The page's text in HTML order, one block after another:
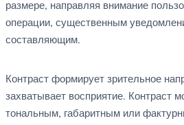
размере, направляя внимание
операции, существенным
составляющим.
Контраст формирует зрительное
захватывает восприятие. Контраст
тональным, габаритным или